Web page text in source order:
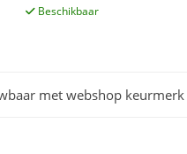
Beschikbaar
met webshop keurmerk